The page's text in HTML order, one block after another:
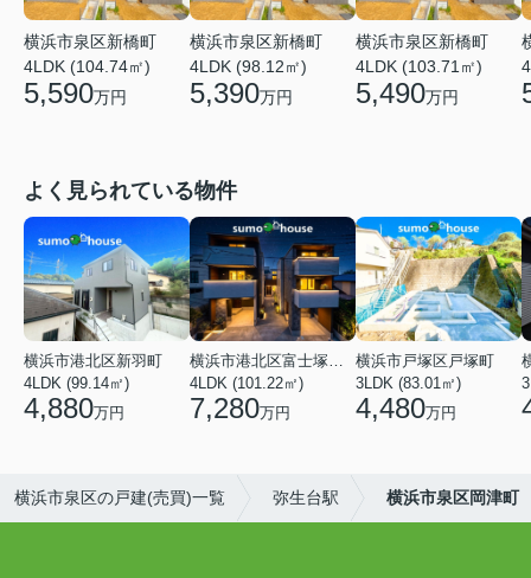
横浜市泉区新橋町
4LDK (104.74㎡)
5,590万円
横浜市泉区新橋町
4LDK (98.12㎡)
5,390万円
横浜市泉区新橋町
4LDK (103.71㎡)
5,490万円
よく見られている物件
横浜市港北区新羽町
4LDK (99.14㎡)
4,880万円
横浜市港北区富士塚２丁目
4LDK (101.22㎡)
7,280万円
横浜市戸塚区戸塚町
3LDK (83.01㎡)
4,480万円
横浜市泉区の戸建(売買)一覧 弥生台駅 横浜市泉区岡津町